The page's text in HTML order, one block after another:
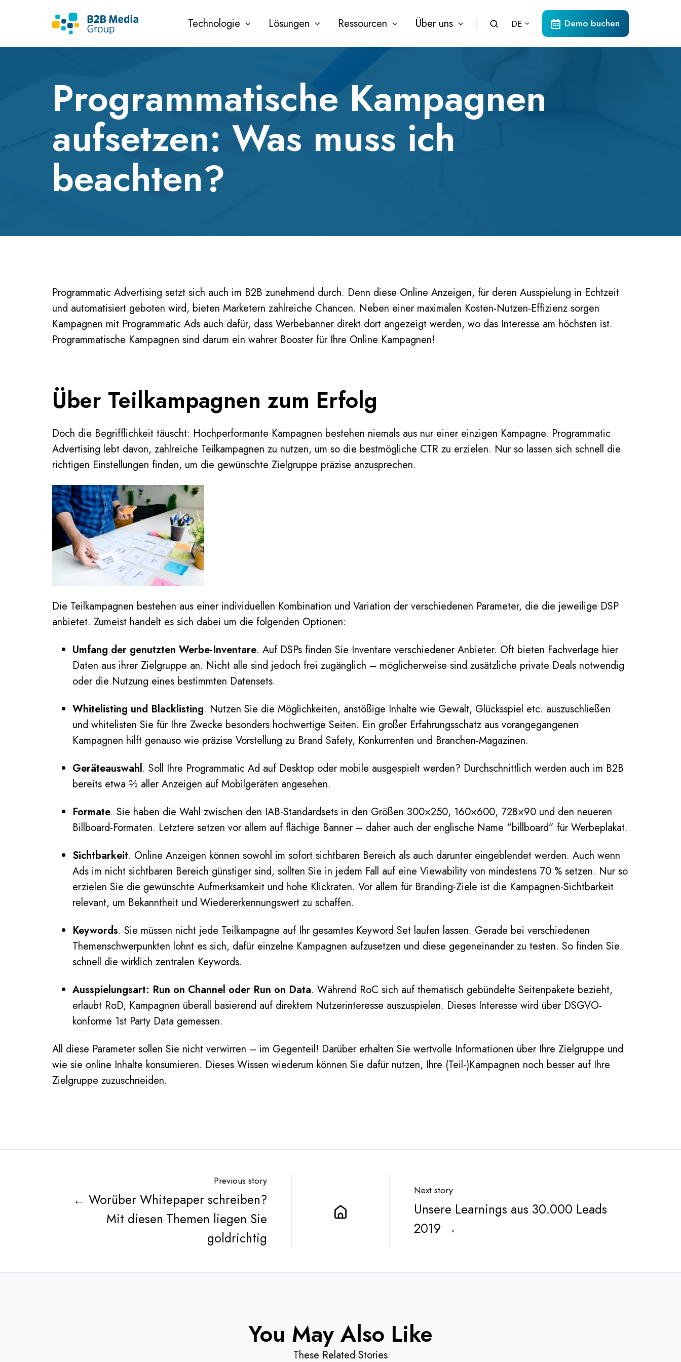
Technologie Lösungen Ressourcen Über uns DE Demo buchen
Programmatische Kampagnen
aufsetzen: Was muss ich
beachten?
Programmatic Advertising setzt sich auch im B2B zunehmend durch. Denn diese Online Anzeigen, für deren Ausspielung in Echtzeit
und automatisiert geboten wird, bieten Marketern zahlreiche Chancen. Neben einer maximalen Kosten-Nutzen-Effizienz sorgen
Kampagnen mit Programmatic Ads auch dafür, dass Werbebanner direkt dort angezeigt werden, wo das Interesse am höchsten ist.
Programmatische Kampagnen sind darum ein wahrer Booster für Ihre Online Kampagnen!
Über Teilkampagnen zum Erfolg
Doch die Begrifflichkeit täuscht: Hochperformante Kampagnen bestehen niemals aus nur einer einzigen Kampagne. Programmatic
Advertising lebt davon, zahlreiche Teilkampagnen zu nutzen, um so die bestmögliche CTR zu erzielen. Nur so lassen sich schnell die
richtigen Einstellungen finden, um die gewünschte Zielgruppe präzise anzusprechen.
Die Teilkampagnen bestehen aus einer individuellen Kombination und Variation der verschiedenen Parameter, die die jeweilige DSP
anbietet. Zumeist handelt es sich dabei um die folgenden Optionen:
Umfang der genutzten Werbe-Inventare. Auf DSPs finden Sie Inventare verschiedener Anbieter. Oft bieten Fachverlage hier
Daten aus ihrer Zielgruppe an. Nicht alle sind jedoch frei zugänglich – möglicherweise sind zusätzliche private Deals notwendig
oder die Nutzung eines bestimmten Datensets.
Whitelisting und Blacklisting. Nutzen Sie die Möglichkeiten, anstößige Inhalte wie Gewalt, Glücksspiel etc. auszuschließen
und whitelisten Sie für Ihre Zwecke besonders hochwertige Seiten. Ein großer Erfahrungsschatz aus vorangegangenen
Kampagnen hilft genauso wie präzise Vorstellung zu Brand Safety, Konkurrenten und Branchen-Magazinen.
Geräteauswahl. Soll Ihre Programmatic Ad auf Desktop oder mobile ausgespielt werden? Durchschnittlich werden auch im B2B
bereits etwa ⅔ aller Anzeigen auf Mobilgeräten angesehen.
Formate. Sie haben die Wahl zwischen den IAB-Standardsets in den Größen 300×250, 160×600, 728×90 und den neueren
Billboard-Formaten. Letztere setzen vor allem auf flächige Banner – daher auch der englische Name “billboard” für Werbeplakat.
Sichtbarkeit. Online Anzeigen können sowohl im sofort sichtbaren Bereich als auch darunter eingeblendet werden. Auch wenn
Ads im nicht sichtbaren Bereich günstiger sind, sollten Sie in jedem Fall auf eine Viewability von mindestens 70 % setzen. Nur so
erzielen Sie die gewünschte Aufmerksamkeit und hohe Klickraten. Vor allem für Branding-Ziele ist die Kampagnen-Sichtbarkeit
relevant, um Bekanntheit und Wiedererkennungswert zu schaffen.
Keywords. Sie müssen nicht jede Teilkampagne auf Ihr gesamtes Keyword Set laufen lassen. Gerade bei verschiedenen
Themenschwerpunkten lohnt es sich, dafür einzelne Kampagnen aufzusetzen und diese gegeneinander zu testen. So finden Sie
schnell die wirklich zentralen Keywords.
Ausspielungsart: Run on Channel oder Run on Data. Während RoC sich auf thematisch gebündelte Seitenpakete bezieht,
erlaubt RoD, Kampagnen überall basierend auf direktem Nutzerinteresse auszuspielen. Dieses Interesse wird über DSGVO-
konforme 1st Party Data gemessen.
All diese Parameter sollen Sie nicht verwirren – im Gegenteil! Darüber erhalten Sie wertvolle Informationen über Ihre Zielgruppe und
wie sie online Inhalte konsumieren. Dieses Wissen wiederum können Sie dafür nutzen, Ihre (Teil-)Kampagnen noch besser auf Ihre
Zielgruppe zuzuschneiden.
Previous story
← Worüber Whitepaper schreiben?
Mit diesen Themen liegen Sie
goldrichtig
Next story
Unsere Learnings aus 30.000 Leads
2019 →
You May Also Like
These Related Stories